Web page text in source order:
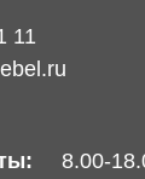
11
8.00-